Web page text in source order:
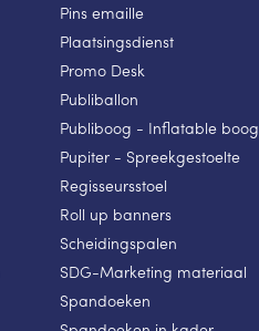
Pins emaille
Plaatsingsdienst
Promo Desk
Publiballon
Publiboog - Inflatable boog
Pupiter - Spreekgestoelte
Regisseursstoel
Roll up banners
Scheidingspalen
SDG-Marketing materiaal
Spandoeken